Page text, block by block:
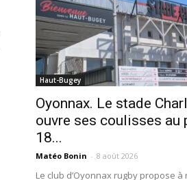
Haut-Bugey
Oyonnax. Le stade
ouvre ses coulisses au
18...
Matéo Bonin - 8 août 2026
Le club d’Oyonnax rugby propose